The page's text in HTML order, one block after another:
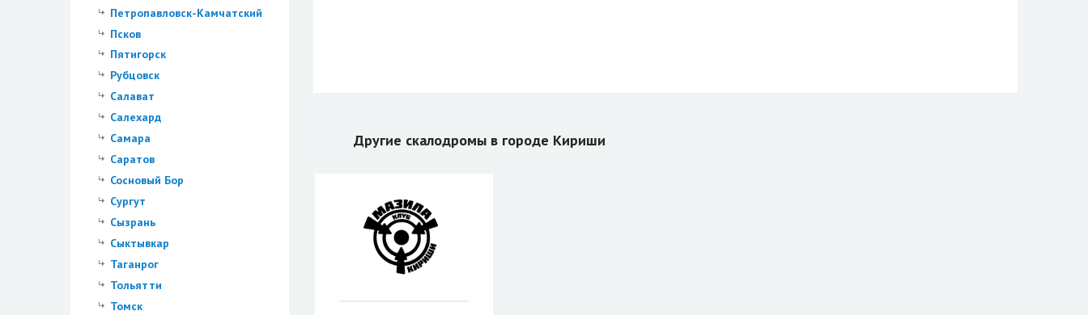
Петропавловск-Камчатский
Псков
Пятигорск
Рубцовск
Салават
Салехард
Самара
Саратов
Сосновый Бор
Сургут
Сызрань
Сыктывкар
Таганрог
Тольятти
Томск
Другие скалодромы в городе Кириши